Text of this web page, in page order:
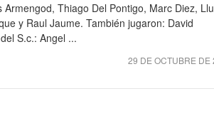
Thiago Del Pontigo, Marc Diez,
y Raul Jaume. También jugaron: David
S.c.: Angel ...
29 DE OCTUBRE DE